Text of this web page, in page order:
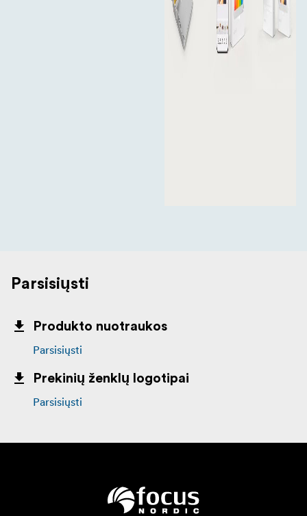
Parsisiųsti
Produkto nuotraukos
Parsisiųsti
Prekinių ženklų logotipai
Parsisiųsti